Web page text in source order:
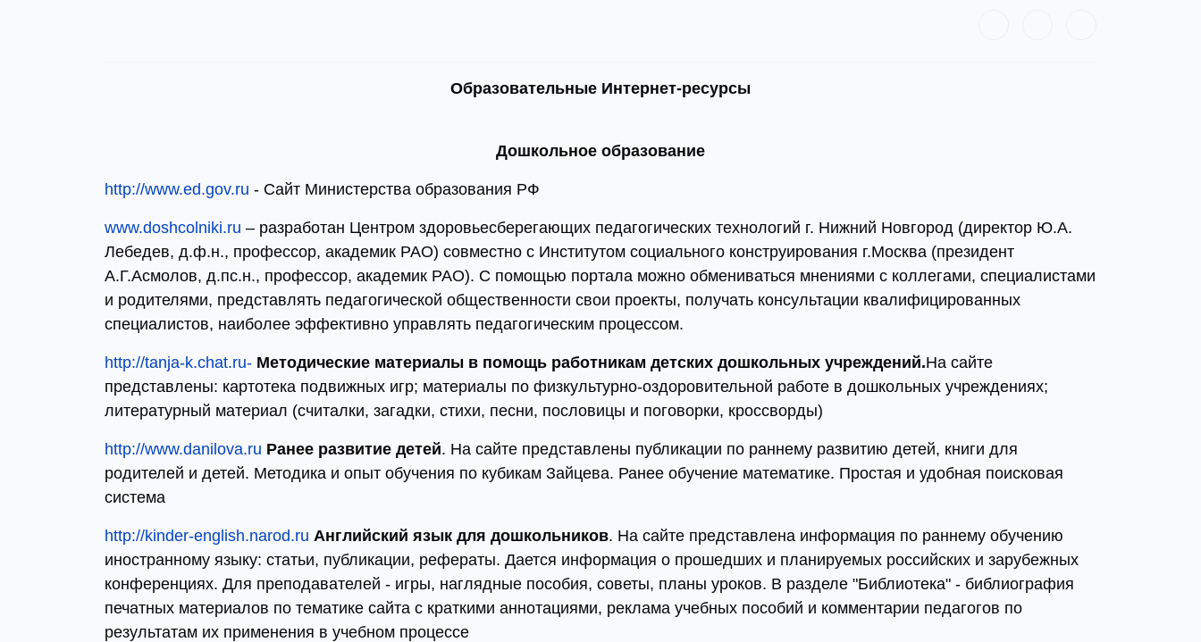
Образовательные Интернет-ресурсы
Дошкольное образование
http://www.ed.gov.ru - Сайт Министерства образования РФ
www.doshcolniki.ru – разработан Центром здоровьесберегающих педагогических технологий г. Нижний Новгород (директор Ю.А.
Лебедев, д.ф.н., профессор, академик РАО) совместно с Институтом социального конструирования г.Москва (президент
А.Г.Асмолов, д.пс.н., профессор, академик РАО). С помощью портала можно обмениваться мнениями с коллегами, специалистами
и родителями, представлять педагогической общественности свои проекты, получать консультации квалифицированных
специалистов, наиболее эффективно управлять педагогическим процессом.
http://tanja-k.chat.ru- Методические материалы в помощь работникам детских дошкольных учреждений.На сайте
представлены: картотека подвижных игр; материалы по физкультурно-оздоровительной работе в дошкольных учреждениях;
литературный материал (считалки, загадки, стихи, песни, пословицы и поговорки, кроссворды)
http://www.danilova.ru Ранее развитие детей. На сайте представлены публикации по раннему развитию детей, книги для
родителей и детей. Методика и опыт обучения по кубикам Зайцева. Ранее обучение математике. Простая и удобная поисковая
система
http://kinder-english.narod.ru Английский язык для дошкольников. На сайте представлена информация по раннему обучению
иностранному языку: статьи, публикации, рефераты. Дается информация о прошедших и планируемых российских и зарубежных
конференциях. Для преподавателей - игры, наглядные пособия, советы, планы уроков. В разделе "Библиотека" - библиография
печатных материалов по тематике сайта с краткими аннотациями, реклама учебных пособий и комментарии педагогов по
результатам их применения в учебном процессе